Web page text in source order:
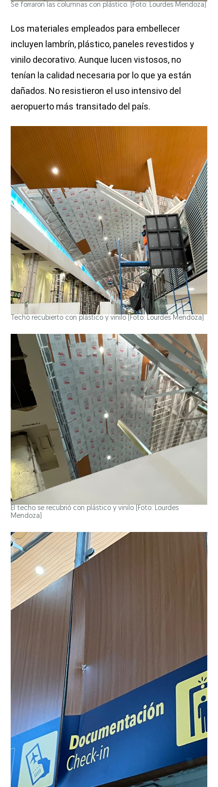
Se forraron las columnas con plástico. (Foto: Lourdes Mendoza)
Los materiales empleados para embellecer
incluyen lambrín, plástico, paneles revestidos y
vinilo decorativo. Aunque lucen vistosos, no
tenían la calidad necesaria por lo que ya están
dañados. No resistieron el uso intensivo del
aeropuerto más transitado del país.
Techo recubierto con plástico y vinilo (Foto: Lourdes Mendoza)
El techo se recubrió con plástico y vinilo
(Foto: Lourdes
Mendoza)